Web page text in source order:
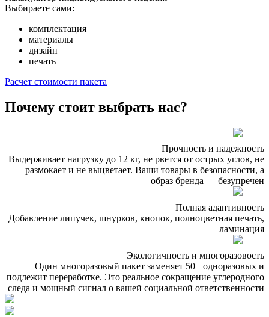
Выбираете сами:
комплектация
материалы
дизайн
печать
Расчет стоимости пакета
Почему стоит выбрать нас?
Прочность и надежность
Выдерживает нагрузку до 12 кг, не рвется от острых углов, не
размокает и не выцветает. Ваши товары в безопасности, а
образ бренда — безупречен
Полная адаптивность
Добавление липучек, шнурков, кнопок, полноцветная печать,
ламинация
Экологичность и многоразовость
Один многоразовый пакет заменяет 50+ одноразовых и
подлежит переработке. Это реальное сокращение углеродного
следа и мощный сигнал о вашей социальной ответственности